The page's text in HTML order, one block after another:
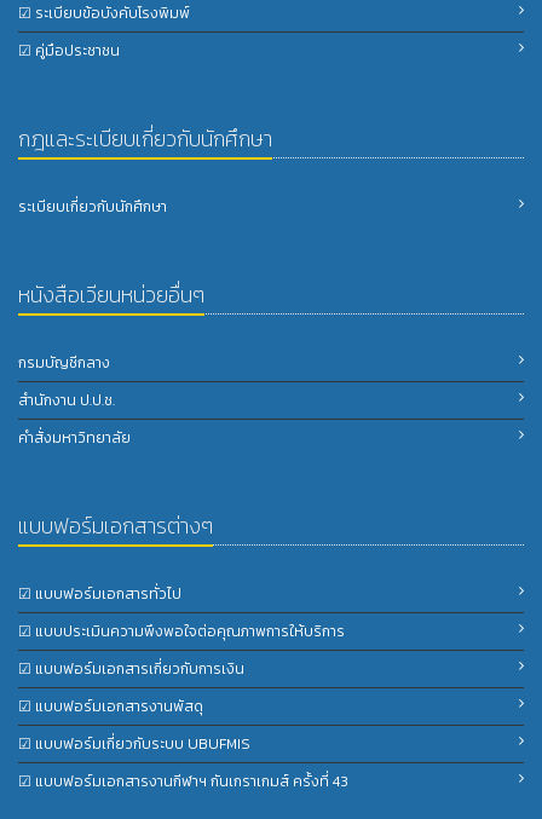
☑ ระเบียบข้อบังคับโรงพิมพ์
☑ คู่มือประชาชน
กฎและระเบียบเกี่ยวกับนักศึกษา
ระเบียบเกี่ยวกับนักศึกษา
หนังสือเวียนหน่วยอื่นๆ
กรมบัญชีกลาง
สำนักงาน ป.ป.ช.
คำสั่งมหาวิทยาลัย
แบบฟอร์มเอกสารต่างๆ
☑ แบบฟอร์มเอกสารทั่วไป
☑ แบบประเมินความพึงพอใจต่อคุณภาพการให้บริการ
☑ แบบฟอร์มเอกสารเกี่ยวกับการเงิน
☑ แบบฟอร์มเอกสารงานพัสดุ
☑ แบบฟอร์มเกี่ยวกับระบบ UBUFMIS
☑ แบบฟอร์มเอกสารงานกีฬาฯ กันเกราเกมส์ ครั้งที่ 43